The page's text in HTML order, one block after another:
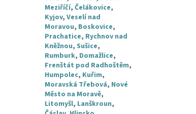
Meziříčí,Čelákovice,
Kyjov,Veselí nad
Moravou, Boskovice,
Prachatice, Rychnov nad
Kněžnou,Sušice,
Rumburk, Domažlice,
Frenštát pod Radhoštěm,
Humpolec, Kuřim,
Moravská Třebová, Nové
Město na Moravě,
Litomyšl, Lanškroun,